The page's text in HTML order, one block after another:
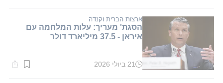
דקות.
ארצות הברית וקנדה
הסגת' מעריך: עלות המלחמה עם
איראן - 37.5 מיליארד דולר
זמן21 ביולי 2026